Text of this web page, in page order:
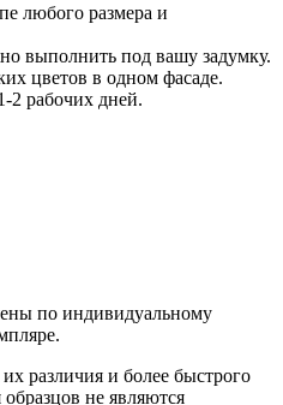
любого размера и
выполнить под вашу задумку.
цветов в одном фасаде.
2 рабочих дней.
по индивидуальному
различия и более быстрого
образцов не являются